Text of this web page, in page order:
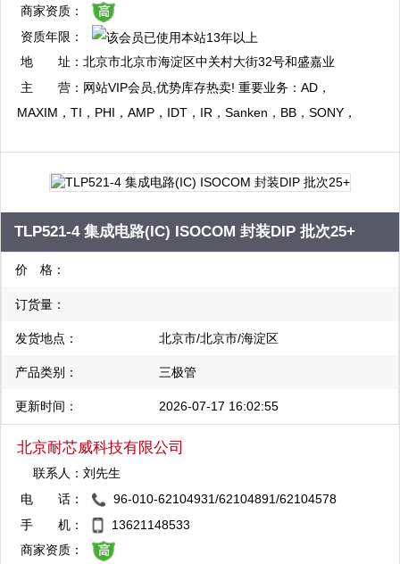
复制
QQ：1344056792
复制
商家资质：
资质年限：
地 址：北京市北京市海淀区中关村大街32号和盛嘉业
大厦10层1009室
主 营： 网站VIP会员,优势库存热卖! 重要业务：AD，
MAXIM，TI，PHI，AMP，IDT，IR，Sanken，BB，SONY，
TLP521-4 集成电路(IC) ISOCOM 封装DIP 批次25+
价 格：
订货量：
发货地点： 北京市/北京市/海淀区
产品类别： 三极管
更新时间： 2026-07-17 16:02:55
北京耐芯威科技有限公司
联系人：刘先生
QQ：2880824479
复制
电 话：
96-010-62104931/62104891/62104578
手 机：
13621148533
商家资质：